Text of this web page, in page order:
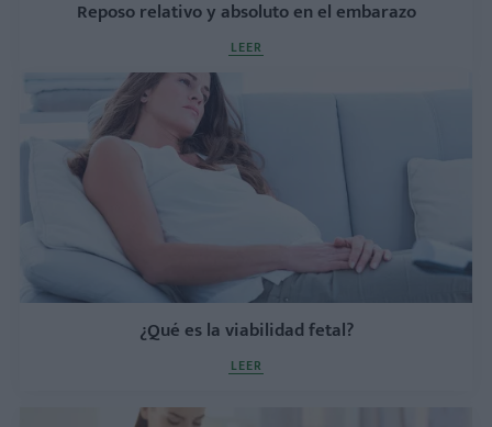
Reposo relativo y absoluto en el embarazo
LEER
¿Qué es la viabilidad fetal?
LEER